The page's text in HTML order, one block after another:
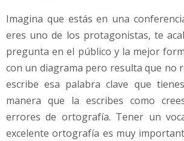
Imagina que estás en una
eres uno de los protagonistas, te
pregunta en el público y la mejor
con un diagrama pero resulta que no
escribe esa palabra clave que
manera que la escribes como
errores de ortografía. Tener un
excelente ortografía es muy